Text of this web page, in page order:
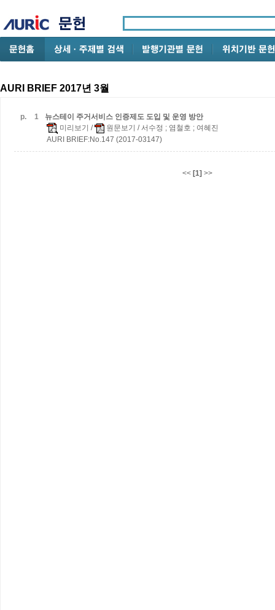
AURI BRIEF 2017년 3월
p. 1
뉴스테이 주거서비스 인증제도 도입 및 운영 방안
미리보기 / 원문보기 / 서수정 ; 염철호 ; 여혜진
AURI BRIEF:No.147 (2017-03147)
<< [1] >>